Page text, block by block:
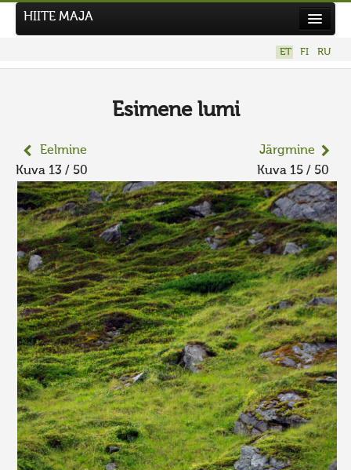
Tegutse
Kuvavõistlused
UUS KUVAVÕISTLUS
Hiite kuvavõistlus 2026
VANEMAD KUVAVÕISTLUSED
Kontakt
HIITE MAJA
ET FI RU
Esimene lumi
Eelmine
Kuva 13 / 50
Järgmine
Kuva 15 / 50